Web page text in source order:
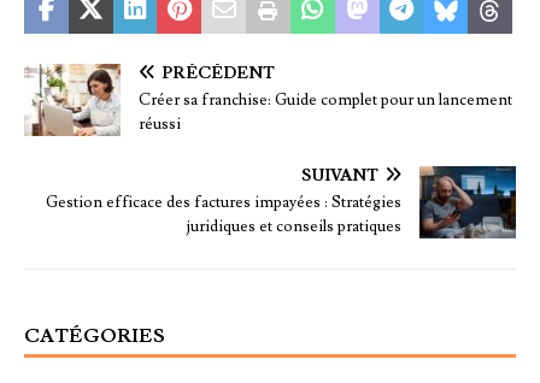
PRÉCÉDENT
Créer sa franchise: Guide complet pour un lancement
réussi
SUIVANT
Gestion efficace des factures impayées : Stratégies
juridiques et conseils pratiques
CATÉGORIES